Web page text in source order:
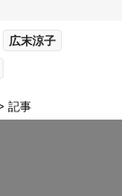
広末涼子
記事